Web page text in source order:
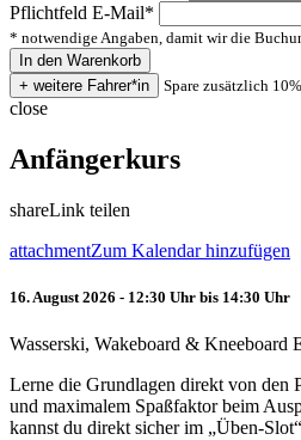
Pflichtfeld E-Mail*
* notwendige Angaben, damit wir die
Spare zusätzlich
close
Anfängerkurs
shareLink teilen
attachmentZum Kalendar hinzufügen
16. August 2026 - 12:30 Uhr bis 14:30 Uhr
Wasserski, Wakeboard & Kneeboard
Lerne die Grundlagen direkt von den
und maximalem Spaßfaktor beim
kannst du direkt sicher im „Üben-